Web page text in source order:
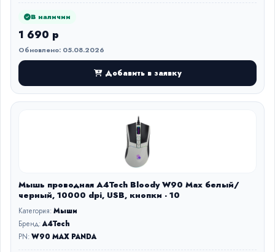
В наличии
1 690 р
Обновлено: 05.08.2026
Добавить в заявку
Мышь проводная A4Tech Bloody W90 Max белый/
черный, 10000 dpi, USB, кнопки - 10
Категория:Мыши
Бренд:A4Tech
PN:W90 MAX PANDA